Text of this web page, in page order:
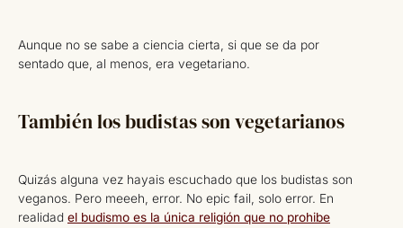
Aunque no se sabe a ciencia cierta, si que se da por
sentado que, al menos, era vegetariano.
También los budistas son vegetarianos
Quizás alguna vez hayais escuchado que los budistas son
veganos. Pero meeeh, error. No epic fail, solo error. En
realidad el budismo es la única religión que no prohibe